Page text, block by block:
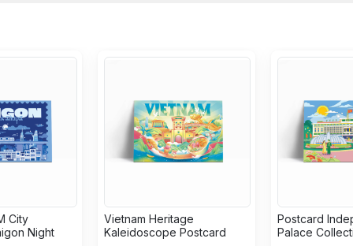
lớn
City
Night
Vietnam Heritage
Kaleidoscope Postcard
Postcard
Palace